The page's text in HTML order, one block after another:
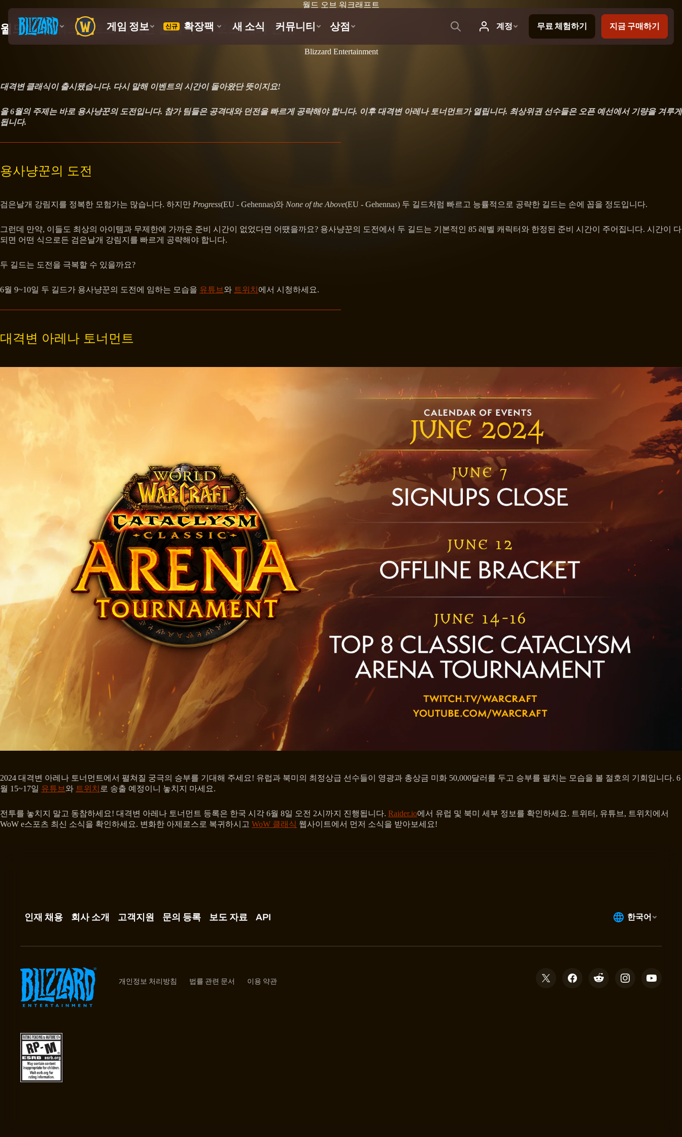
월드 오브 워크래프트
월드 오브 워크래프트 대격변 클래식 e스포츠 개최 안내
Blizzard Entertainment
대격변 클래식이 출시됐습니다. 다시 말해 이벤트의 시간이 돌아왔단 뜻이지요!
올 6월의 주제는 바로 용사냥꾼의 도전입니다. 참가 팀들은 공격대와 던전을 빠르게 공략해야 합니다. 이후 대격변 아레나 토너먼트가 열립니다. 최상위권 선수들은 오픈 예선에서 기량을 겨루게
됩니다.
용사냥꾼의 도전
검은날개 강림지를 정복한 모험가는 많습니다. 하지만 Progress(EU - Gehennas)와 None of the Above(EU - Gehennas) 두 길드처럼 빠르고 능률적으로 공략한 길드는 손에 꼽을 정도입니다.
그런데 만약, 이들도 최상의 아이템과 무제한에 가까운 준비 시간이 없었다면 어땠을까요? 용사냥꾼의 도전에서 두 길드는 기본적인 85 레벨 캐릭터와 한정된 준비 시간이 주어집니다. 시간이 다
되면 어떤 식으로든 검은날개 강림지를 빠르게 공략해야 합니다.
두 길드는 도전을 극복할 수 있을까요?
6월 9~10일 두 길드가 용사냥꾼의 도전에 임하는 모습을 유튜브 와 트위치 에서 시청하세요.
대격변 아레나 토너먼트
2024 대격변 아레나 토너먼트에서 펼쳐질 궁극의 승부를 기대해 주세요! 유럽과 북미의 최정상급 선수들이 영광과 총상금 미화 50,000달러를 두고 승부를 펼치는 모습을 볼 절호의 기회입니다. 6
월 15~17일 유튜브 와 트위치 로 송출 예정이니 놓치지 마세요.
전투를 놓치지 말고 동참하세요! 대격변 아레나 토너먼트 등록은 한국 시각 6월 8일 오전 2시까지 진행됩니다. Raider.io에서 유럽 및 북미 세부 정보를 확인하세요. 트위터, 유튜브, 트위치에서
WoW e스포츠 최신 소식을 확인하세요. 변화한 아제로스로 복귀하시고 WoW 클래식 웹사이트에서 먼저 소식을 받아보세요!